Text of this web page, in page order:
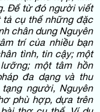
Để từ đó người viết
tả cụ thể những đặc
chân dung Nguyên
trí của nhiều bạn
tình, tin cậy; một
một tâm hồn
đa dạng và thu
người, Nguyên
phù hợp, dựa trên